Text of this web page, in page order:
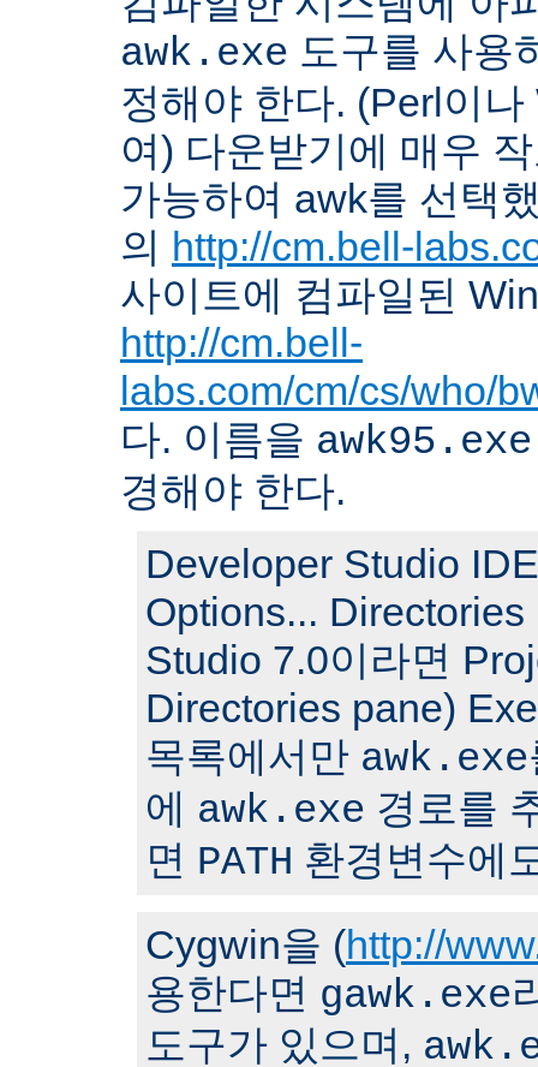
awk.exe 도구를 사용
정해야 한다. (Perl이
여) 다운받기에 매우
가능하여 awk를 선택
의 http://cm.bell-
사이트에 컴파일된
http://cm.bell-
labs.com/cm/cs/who/
다. 이름을 awk95.exe
경해야 한다.
Developer Studio
Options...
Studio 7.0이라면
Directories pane)
목록에서만 awk.exe
에 awk.exe 경로를
면 PATH 환경변수에
Cygwin을 (http://
용한다면 gawk.exe
도구가 있으며,